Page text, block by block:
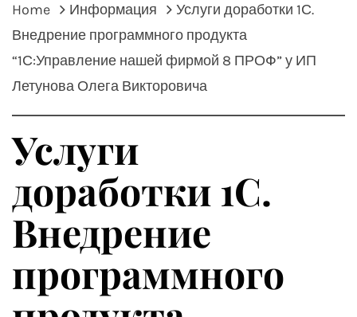
Home Информация
Услуги доработки 1С.
Внедрение программного продукта
“1С:Управление нашей фирмой 8 ПРОФ” у ИП
Летунова Олега Викторовича
Услуги
доработки 1С.
Внедрение
программного